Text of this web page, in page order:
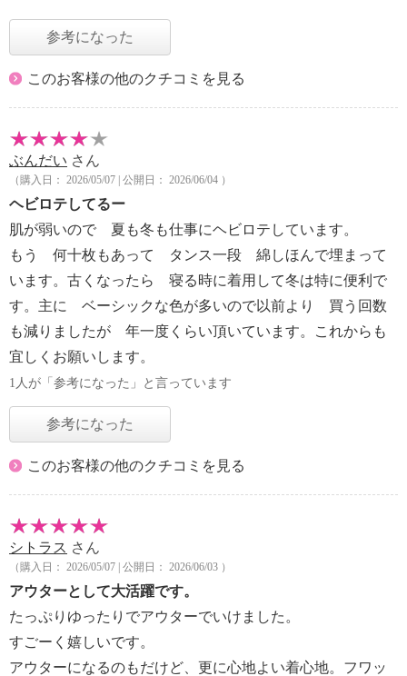
参考になった
このお客様の他のクチコミを見る
ぶんだい さん
（購入日： 2026/05/07 | 公開日： 2026/06/04 ）
ヘビロテしてるー
肌が弱いので 夏も冬も仕事にヘビロテしています。
もう 何十枚もあって タンス一段 綿しほんで埋まって
います。古くなったら 寝る時に着用して冬は特に便利で
す。主に ベーシックな色が多いので以前より 買う回数
も減りましたが 年一度くらい頂いています。これからも
宜しくお願いします。
1人が「参考になった」と言っています
参考になった
このお客様の他のクチコミを見る
シトラス さん
（購入日： 2026/05/07 | 公開日： 2026/06/03 ）
アウターとして大活躍です。
たっぷりゆったりでアウターでいけました。
すごーく嬉しいです。
アウターになるのもだけど、更に心地よい着心地。フワッ